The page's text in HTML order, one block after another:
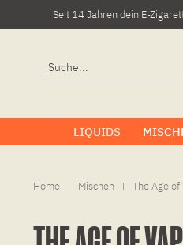
Seit 14 Jahren dein E-
LIQUIDS
Home | Mischen | The Age of